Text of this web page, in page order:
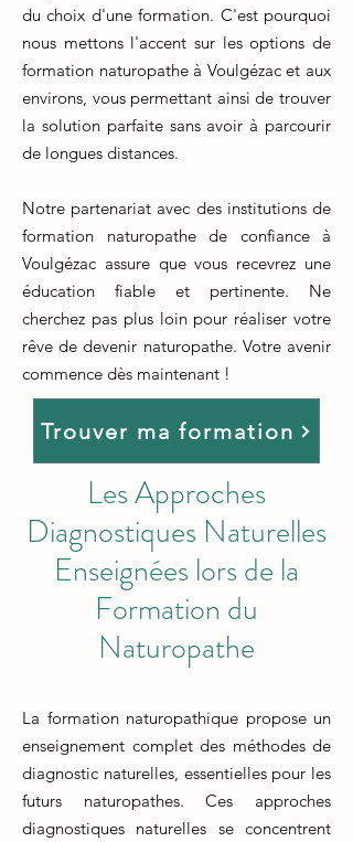
du choix d'une formation. C'est pourquoi
nous mettons l'accent sur les options de
formation naturopathe à Voulgézac et aux
environs, vous permettant ainsi de trouver
la solution parfaite sans avoir à parcourir
de longues distances.
Notre partenariat avec des institutions de
formation naturopathe de confiance à
Voulgézac assure que vous recevrez une
éducation fiable et pertinente. Ne
cherchez pas plus loin pour réaliser votre
rêve de devenir naturopathe. Votre avenir
commence dès maintenant !
Trouver ma formation
Les Approches
Diagnostiques Naturelles
Enseignées lors de la
Formation du
Naturopathe
La formation naturopathique propose un
enseignement complet des méthodes de
diagnostic naturelles, essentielles pour les
futurs naturopathes. Ces approches
diagnostiques naturelles se concentrent